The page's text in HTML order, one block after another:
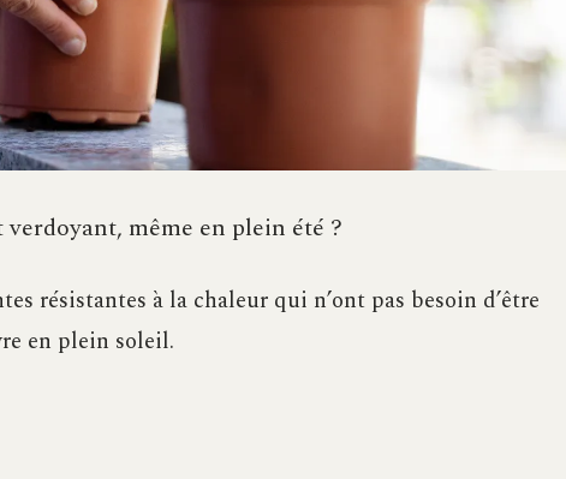
même en plein été ?
résistantes à la chaleur qui n’ont pas besoin d’être
en plein soleil.